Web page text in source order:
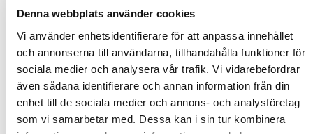
Denna webbplats använder cookies
Vi använder enhetsidentifierare för att anpassa innehållet
och annonserna till användarna, tillhandahålla funktioner för
sociala medier och analysera vår trafik. Vi vidarebefordrar
även sådana identifierare och annan information från din
enhet till de sociala medier och annons- och analysföretag
som vi samarbetar med. Dessa kan i sin tur kombinera
Tolkning Spanska < > Engelska: e-Champions League, finaler 2022
i Stockholm
Hybridtolkning: Stockholm & online
Simultantolkning i direktsändning (engelska, franska, spanska) vid
hybridevent i Stockholm och online för INTER PARES.